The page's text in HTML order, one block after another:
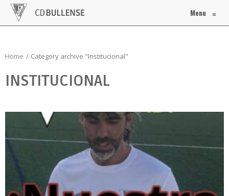
Menu ≡
Home Category archive "Institucional"
INSTITUCIONAL